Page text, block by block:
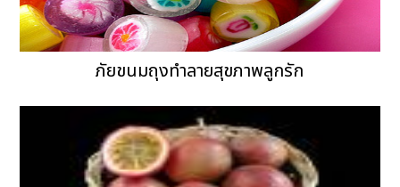
ภัยขนมถุงทำลายสุขภาพลูกรัก